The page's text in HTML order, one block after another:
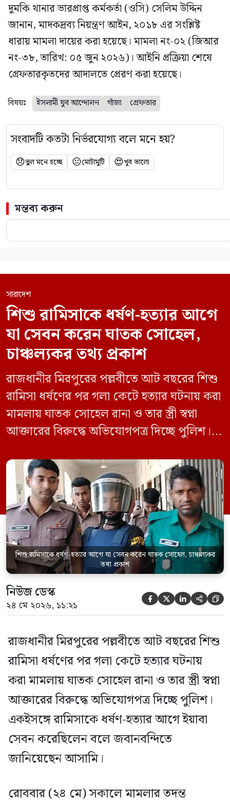
দুমকি থানার ভারপ্রাপ্ত কর্মকর্তা (ওসি) সেলিম উদ্দিন
জানান, মাদকদ্রব্য নিয়ন্ত্রণ আইন, ২০১৮ এর সংশ্লিষ্ট
ধারায় মামলা দায়ের করা হয়েছে। মামলা নং-০২ (জিআর
নং-৩৮, তারিখ: ০৫ জুন ২০২৬)। আইনি প্রক্রিয়া শেষে
গ্রেফতারকৃতদের আদালতে প্রেরণ করা হয়েছে।
বিষয়ঃ ইসলামী যুব আন্দোলন গাঁজা গ্রেফতার
সংবাদটি কতটা নির্ভরযোগ্য বলে মনে হয়?
😞ভুল মনে হচ্ছে 😐মোটামুটি 😍খুব ভালো
মন্তব্য করুন
সারাদেশ
শিশু রামিসাকে ধর্ষণ-হত্যার আগে
যা সেবন করেন ঘাতক সোহেল,
চাঞ্চল্যকর তথ্য প্রকাশ
রাজধানীর মিরপুরের পল্লবীতে আট বছরের শিশু
রামিসা ধর্ষণের পর গলা কেটে হত্যার ঘটনায় করা
মামলায় ঘাতক সোহেল রানা ও তার স্ত্রী স্বপ্না
আক্তারের বিরুদ্ধে অভিযোগপত্র দিচ্ছে পুলিশ।
সেবন করেছিলেন বলে জবানবন্দিতে
জানিয়েছেন আসামি। রোববার (২৪ মে) সকালে
মামলার তদন্ত কর্মকর্তা পল্লবী থানার উপ-
পরিদর্শক অহিদুজ্জামান এ তথ্য নিছিত করেন।
তিনি বলেন, […]
শিশু রামিসাকে ধর্ষণ-হত্যার আগে যা সেবন করেন ঘাতক সোহেল, চাঞ্চল্যকর
তথ্য প্রকাশ
নিউজ ডেস্ক
২৪ মে ২০২৬, ১১:২১     
রাজধানীর মিরপুরের পল্লবীতে আট বছরের শিশু
রামিসা ধর্ষণের পর গলা কেটে হত্যার ঘটনায়
করা মামলায় ঘাতক সোহেল রানা ও তার স্ত্রী স্বপ্না
আক্তারের বিরুদ্ধে অভিযোগপত্র দিচ্ছে পুলিশ।
একইসঙ্গে রামিসাকে ধর্ষণ-হত্যার আগে ইয়াবা
সেবন করেছিলেন বলে জবানবন্দিতে
জানিয়েছেন আসামি।
রোববার (২৪ মে) সকালে মামলার তদন্ত